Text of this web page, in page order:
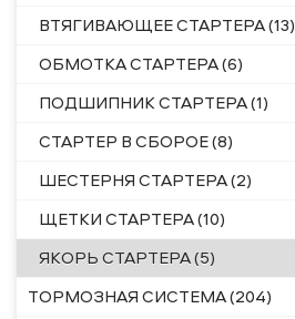
ВТЯГИВАЮЩЕЕ СТАРТЕРА (13)
ОБМОТКА СТАРТЕРА (6)
ПОДШИПНИК СТАРТЕРА (1)
СТАРТЕР В СБОРОЕ (8)
ШЕСТЕРНЯ СТАРТЕРА (2)
ЩЕТКИ СТАРТЕРА (10)
ЯКОРЬ СТАРТЕРА (5)
ТОРМОЗНАЯ СИСТЕМА (204)